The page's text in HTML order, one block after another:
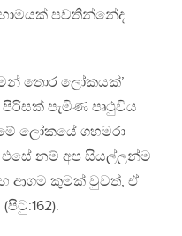
පවතින්නේද
තොර ලෝකයක්’
පැමිණ පෘථුවිය
ලෝකයේ ගහමරා
එසේ නම් අප සියල්ලන්ම
ආගම කුමක් වුවත්, ඒ